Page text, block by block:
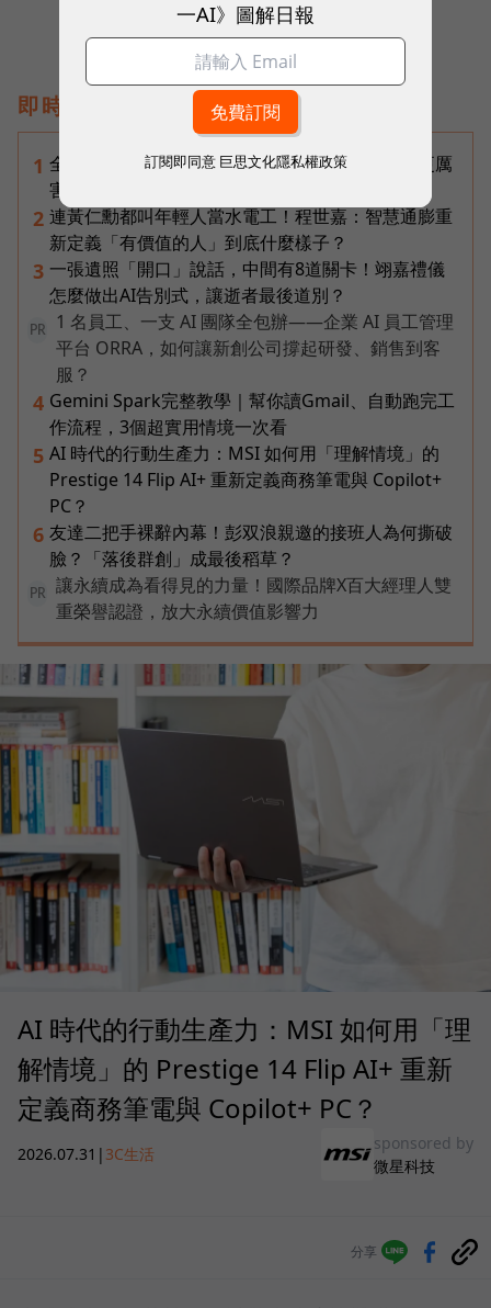
即時熱門文章
1 全台最大全聯首日業績破百萬，蔡篤昌：還會有更厲
害的大型店！為何把餐廳健身房都搬上樓？
2 連黃仁勳都叫年輕人當水電工！程世嘉：智慧通膨重
新定義「有價值的人」到底什麼樣子？
3 一張遺照「開口」說話，中間有8道關卡！翊嘉禮儀
怎麼做出AI告別式，讓逝者最後道別？
PR
1 名員工、一支 AI 團隊全包辦——企業 AI 員工管理
平台 ORRA，如何讓新創公司撐起研發、銷售到客
服？
4 Gemini Spark完整教學｜幫你讀Gmail、自動跑完工
作流程，3個超實用情境一次看
5 AI 時代的行動生產力：MSI 如何用「理解情境」的
Prestige 14 Flip AI+ 重新定義商務筆電與 Copilot+
PC？
6 友達二把手裸辭內幕！彭双浪親邀的接班人為何撕破
臉？「落後群創」成最後稻草？
PR
讓永續成為看得見的力量！國際品牌X百大經理人雙
重榮譽認證，放大永續價值影響力
AI 時代的行動生產力：MSI 如何用「理
解情境」的 Prestige 14 Flip AI+ 重新
定義商務筆電與 Copilot+ PC？
2026.07.31 | 3C生活
sponsored by
微星科技
分享
一AI》圖解日報
訂閱即同意 巨思文化隱私權政策